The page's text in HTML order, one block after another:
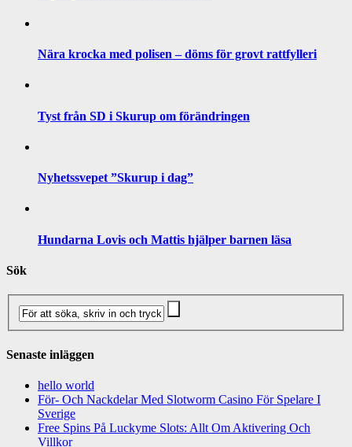
Nära krocka med polisen – döms för grovt rattfylleri
Tyst från SD i Skurup om förändringen
Nyhetssvepet ”Skurup i dag”
Hundarna Lovis och Mattis hjälper barnen läsa
Sök
Senaste inläggen
hello world
För- Och Nackdelar Med Slotworm Casino För Spelare I
Sverige
Free Spins På Luckyme Slots: Allt Om Aktivering Och
Villkor